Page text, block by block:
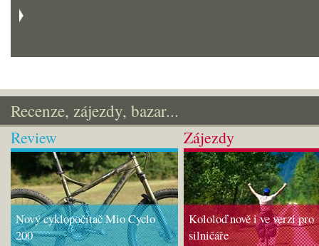
Recenze, zájezdy, bazar...
Review
Nový cyklopočítač Mio Cyclo
200
Zájezdy
Kololoď nově i ve verzi pro
silničáře